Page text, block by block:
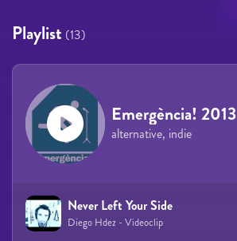
Playlist (13)
Emergència! 2013
alternative, indie
Never Left Your Side
Diego Hdez - Videoclip